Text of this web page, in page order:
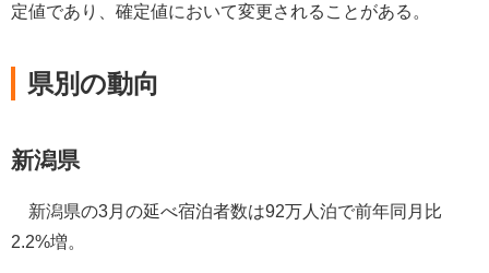
定値であり、確定値において変更されることがある。
県別の動向
新潟県
新潟県の3月の延べ宿泊者数は92万人泊で前年同月比
2.2%増。